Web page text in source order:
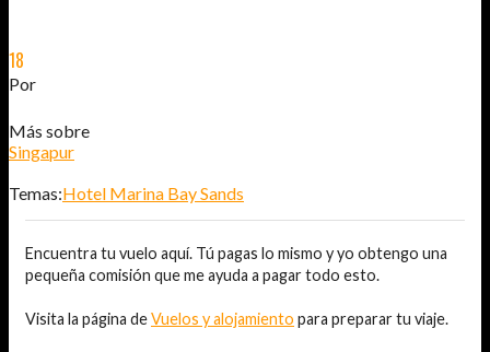
18
Por
Más sobre
Singapur
Temas:Hotel Marina Bay Sands
Encuentra tu vuelo aquí. Tú pagas lo mismo y yo obtengo una
pequeña comisión que me ayuda a pagar todo esto.
Visita la página deVuelos y alojamiento para preparar tu viaje.